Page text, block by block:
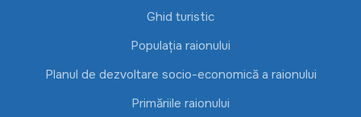
Ghid turistic
Populația raionului
Planul de dezvoltare socio-economică a raionului
Primăriile raionului